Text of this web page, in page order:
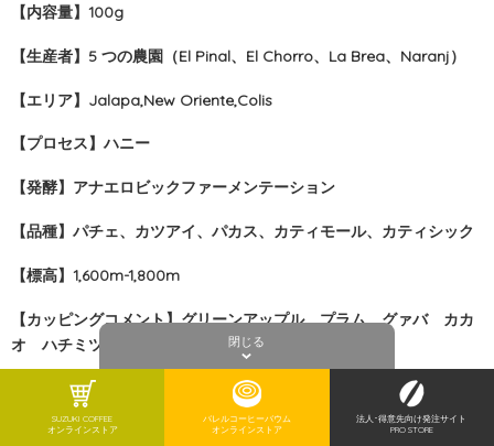
閉じる
SUZUKI COFFEE
オンラインストア
バレルコーヒーバウム
オンラインストア
法人･得意先向け発注サイト
PRO STORE
【内容量】100g
【生産者】 5 つの農園（El Pinal、El Chorro、La Brea、Naranj）
【エリア】 Jalapa,New Oriente,Colis
【プロセス】ハニー
【発酵】 アナエロビックファーメンテーション
【品種】 パチェ、カツアイ、パカス、カティモール、カティシック
【標高】 1,600m-1,800m
【カッピングコメント】グリーンアップル プラム グァバ カカ
オ ハチミツ スムースマウスフィール
【販売予定日】2025年6月1日
上記以前のご注文は上記販売日以降の、順次発送となることをあら
かじめご了承ください。